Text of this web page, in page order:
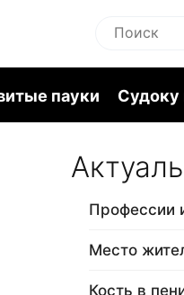
пауки Судоку
Кость в